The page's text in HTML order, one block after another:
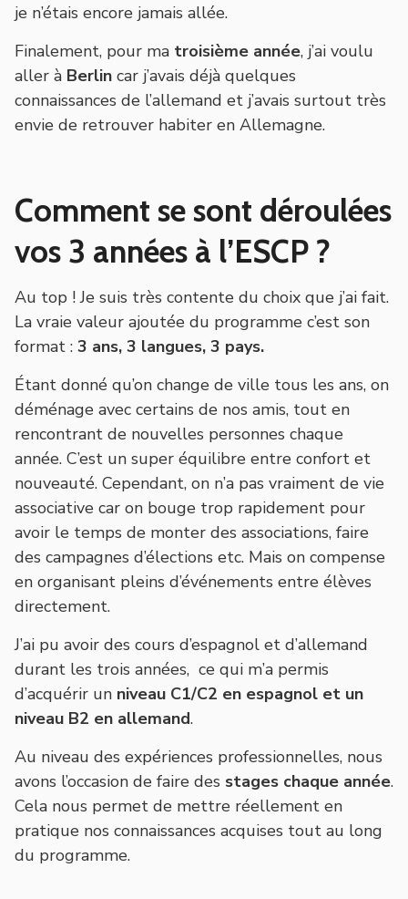
je n’étais encore jamais allée.
Finalement, pour ma troisième année, j’ai voulu
aller à Berlin car j’avais déjà quelques
connaissances de l’allemand et j’avais surtout très
envie de retrouver habiter en Allemagne.
Comment se sont déroulées
vos 3 années à l’ESCP ?
Au top ! Je suis très contente du choix que j’ai fait.
La vraie valeur ajoutée du programme c’est son
format : 3 ans, 3 langues, 3 pays.
Étant donné qu’on change de ville tous les ans, on
déménage avec certains de nos amis, tout en
rencontrant de nouvelles personnes chaque
année. C’est un super équilibre entre confort et
nouveauté. Cependant, on n’a pas vraiment de vie
associative car on bouge trop rapidement pour
avoir le temps de monter des associations, faire
des campagnes d’élections etc. Mais on compense
en organisant pleins d’événements entre élèves
directement.
J’ai pu avoir des cours d’espagnol et d’allemand
durant les trois années, ce qui m’a permis
d’acquérir un niveau C1/C2 en espagnol et un
niveau B2 en allemand.
Au niveau des expériences professionnelles, nous
avons l’occasion de faire des stages chaque année.
Cela nous permet de mettre réellement en
pratique nos connaissances acquises tout au long
du programme.